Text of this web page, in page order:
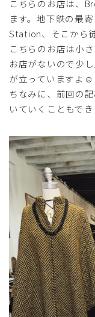
こちらのお店は、
ます。地下鉄の最
Station、そこから
こちらのお店は小
お店がないので少
が立っていますよ☺
ちなみに、前回の
いていくこともでき